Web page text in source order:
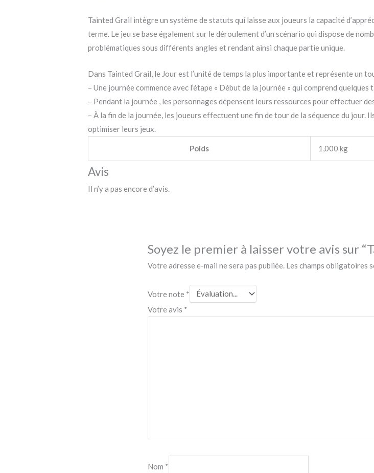
Tainted Grail intègre un système de statuts qui laisse aux joueurs la capacité
terme. Le jeu se base également sur le déroulement d’un scénario qui dispose de
problématiques sous différents angles et rendant ainsi chaque partie unique.
Dans Tainted Grail, le Jour est l’unité de temps la plus importante et représente un
– Une journée commence avec l’étape « Début de la journée » qui comprend
– Pendant la journée , les personnages dépensent leurs ressources pour effectuer
– À la fin de la journée, les joueurs effectuent une fin de tour de la séquence du
optimiser leurs jeux.
Poids 1,000 kg
Avis
Il n’y a pas encore d’avis.
Soyez le premier à laisser votre avis sur
Votre adresse e-mail ne sera pas publiée. Les champs obligatoires
Votre note *
Votre avis *
Nom *